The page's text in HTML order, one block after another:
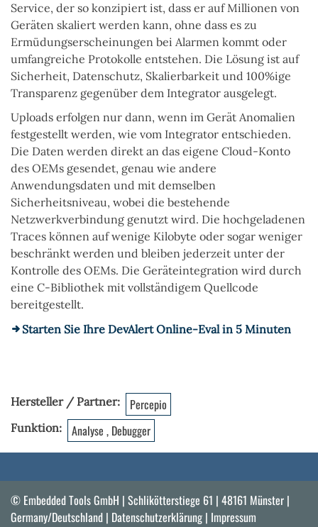
Service, der so konzipiert ist, dass er auf Millionen von
Geräten skaliert werden kann, ohne dass es zu
Ermüdungserscheinungen bei Alarmen kommt oder
umfangreiche Protokolle entstehen. Die Lösung ist auf
Sicherheit, Datenschutz, Skalierbarkeit und 100%ige
Transparenz gegenüber dem Integrator ausgelegt.
Uploads erfolgen nur dann, wenn im Gerät Anomalien
festgestellt werden, wie vom Integrator entschieden.
Die Daten werden direkt an das eigene Cloud-Konto
des OEMs gesendet, genau wie andere
Anwendungsdaten und mit demselben
Sicherheitsniveau, wobei die bestehende
Netzwerkverbindung genutzt wird. Die hochgeladenen
Traces können auf wenige Kilobyte oder sogar weniger
beschränkt werden und bleiben jederzeit unter der
Kontrolle des OEMs. Die Geräteintegration wird durch
eine C-Bibliothek mit vollständigem Quellcode
bereitgestellt.
Starten Sie Ihre DevAlert Online-Eval in 5 Minuten
Hersteller / Partner Percepio
Funktion Analyse , Debugger
© Embedded Tools GmbH | Schlikötterstiege 61 | 48161 Münster |
Germany/Deutschland | Datenschutzerklärung | Impressum